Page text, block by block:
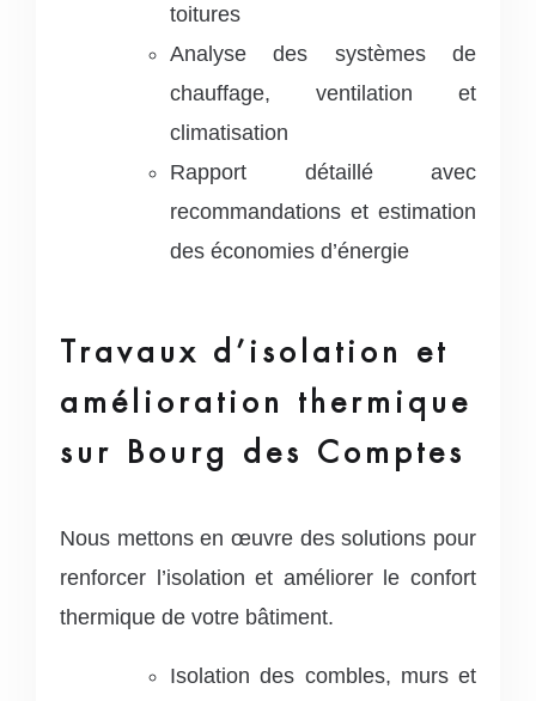
toitures
Analyse des systèmes de
chauffage, ventilation et
climatisation
Rapport détaillé avec
recommandations et estimation
des économies d’énergie
Travaux d’isolation et
amélioration thermique
sur Bourg des Comptes
Nous mettons en œuvre des solutions pour
renforcer l’isolation et améliorer le confort
thermique de votre bâtiment.
Isolation des combles, murs et